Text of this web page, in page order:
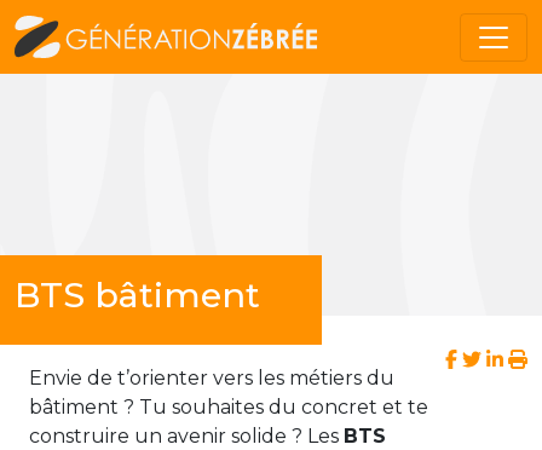
BTS bâtiment
Envie de t’orienter vers les métiers du
bâtiment ? Tu souhaites du concret et te
construire un avenir solide ? Les BTS